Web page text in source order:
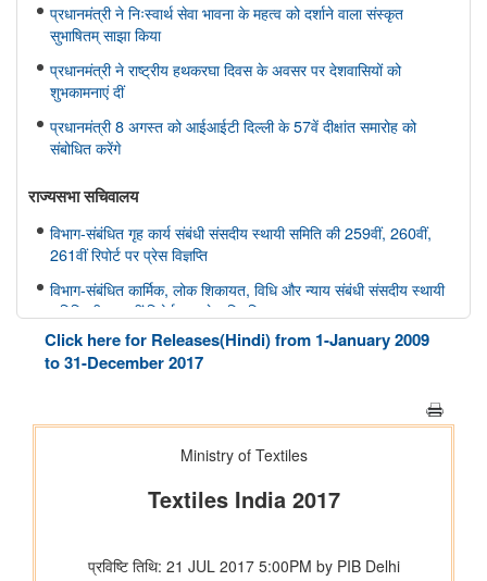
प्रधानमंत्री ने निःस्वार्थ सेवा भावना के महत्व को दर्शाने वाला संस्कृत
सुभाषितम् साझा किया
प्रधानमंत्री ने राष्ट्रीय हथकरघा दिवस के अवसर पर देशवासियों को
शुभकामनाएं दीं
प्रधानमंत्री 8 अगस्त को आईआईटी दिल्ली के 57वें दीक्षांत समारोह को
संबोधित करेंगे
राज्यसभा सचिवालय
विभाग-संबंधित गृह कार्य संबंधी संसदीय स्थायी समिति की 259वीं, 260वीं,
261वीं रिपोर्ट पर प्रेस विज्ञप्ति
विभाग-संबंधित कार्मिक, लोक शिकायत, विधि और न्याय संबंधी संसदीय स्थायी
समिति की 166वीं रिपोर्ट पर प्रेस विज्ञप्ति
विभाग-संबंधित कार्मिक, लोक शिकायत, विधि और न्याय संबंधी संसदीय स्थायी
समिति की 165वीं रिपोर्ट पर प्रेस विज्ञप्ति
विभाग-संबंधित विज्ञान तथा प्रौद्योगिकी, पर्यावरण, वन और जलवायु परिवर्तन
संबंधी संसदीय स्थायी समिति की 412वीं रिपोर्ट पर प्रेस विज्ञप्ति
विभाग-संबंधित विज्ञान तथा प्रौद्योगिकी, पर्यावरण, वन और जलवायु परिवर्तन
स्वास्थ्य और परिवार कल्याण संबंधी संसदीय स्थायी समिति की 175वीं, 176
विभाग संबंधित वाणिज्य संबंधी संसदीय स्थायी समिति की 201वीं रिपोर्ट पर
Click here for Releases(Hindi) from 1-January 2009
to 31-December 2017